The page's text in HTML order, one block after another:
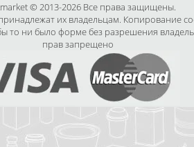
© 2013-2026 Все права защищены.
их владельцам. Копирование
то ни было форме без разрешения
прав запрещено